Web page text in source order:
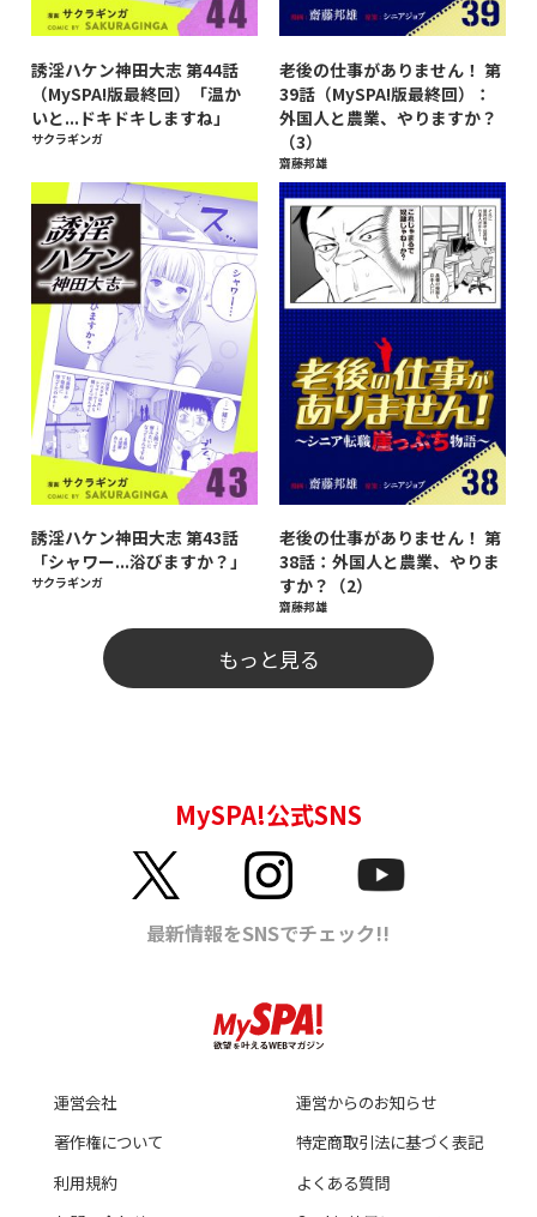
誘淫ハケン神田大志 第44話
（MySPA!版最終回）「温か
いと...ドキドキしますね」
サクラギンガ
老後の仕事がありません！ 第
39話（MySPA!版最終回）：
外国人と農業、やりますか？
（3）
齋藤邦雄
誘淫ハケン神田大志 第43話
「シャワー...浴びますか？」
サクラギンガ
老後の仕事がありません！ 第
38話：外国人と農業、やりま
すか？（2）
齋藤邦雄
もっと見る
運営会社
運営からのお知らせ
著作権について
特定商取引法に基づく表記
利用規約
よくある質問